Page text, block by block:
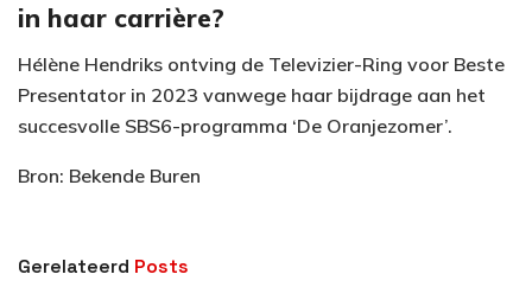
in haar carrière?
Hélène Hendriks ontving de Televizier-Ring voor Beste
Presentator in 2023 vanwege haar bijdrage aan het
succesvolle SBS6-programma ‘De Oranjezomer’.
Bron: Bekende Buren
Gerelateerd Posts